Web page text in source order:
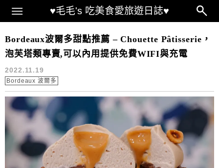
♥毛毛's 吃美食愛旅遊日誌♥
Main Menu
Bordeaux 波爾多
Bordeaux波爾多甜點推薦 – Chouette Pâtisserie，
泡芙塔類專賣,可以內用提供免費WIFI與充電
2022.11.19
Bordeaux 波爾多